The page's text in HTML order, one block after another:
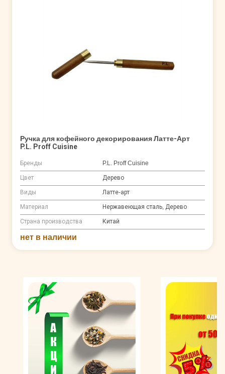
Ручка для кофейного декорирования Латте-Арт
P.L. Proff Cuisine
Бренды P.L. Proff Cuisine
Цвет Дерево
Виды Латте-арт
Материал Нержавеющая сталь, Дерево
Страна производства Китай
нет в наличии